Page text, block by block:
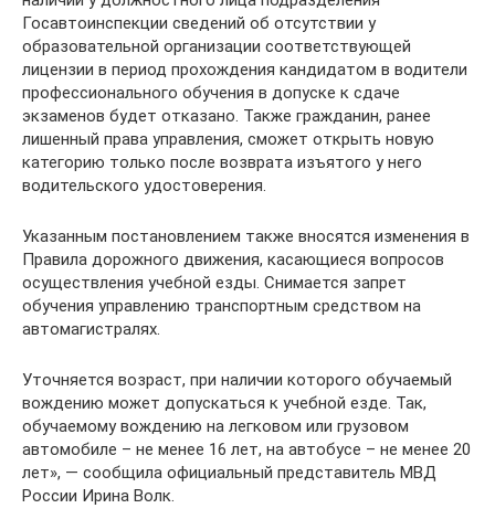
Госавтоинспекции сведений об отсутствии у
образовательной организации соответствующей
лицензии в период прохождения кандидатом в водители
профессионального обучения в допуске к сдаче
экзаменов будет отказано. Также гражданин, ранее
лишенный права управления, сможет открыть новую
категорию только после возврата изъятого у него
водительского удостоверения.
Указанным постановлением также вносятся изменения в
Правила дорожного движения, касающиеся вопросов
осуществления учебной езды. Снимается запрет
обучения управлению транспортным средством на
автомагистралях.
Уточняется возраст, при наличии которого обучаемый
вождению может допускаться к учебной езде. Так,
обучаемому вождению на легковом или грузовом
автомобиле – не менее 16 лет, на автобусе – не менее 20
лет», — сообщила официальный представитель МВД
России Ирина Волк.